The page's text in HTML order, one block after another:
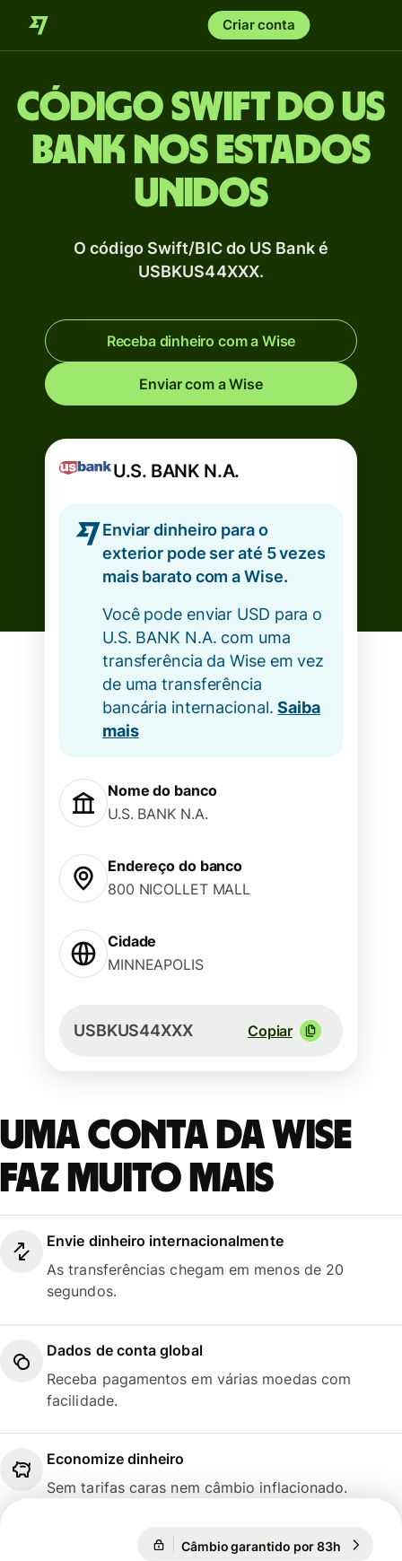
Criar conta
Código Swift do US
Bank nos Estados
Unidos
O código Swift/BIC do US Bank é
USBKUS44XXX.
Receba dinheiro com a Wise
Enviar com a Wise
U.S. BANK N.A.
Enviar dinheiro para o
exterior pode ser até 5 vezes
mais barato com a Wise.
Você pode enviar USD para o
U.S. BANK N.A. com uma
transferência da Wise em vez
de uma transferência
bancária internacional.Saiba
mais
Nome do banco
U.S. BANK N.A.
Endereço do banco
800 NICOLLET MALL
Cidade
MINNEAPOLIS
USBKUS44XXX Copiar
Uma conta da Wise
faz muito mais
Envie dinheiro internacionalmente
As transferências chegam em menos de 20
segundos.
Dados de conta global
Receba pagamentos em várias moedas com
facilidade.
Economize dinheiro
Sem tarifas caras nem câmbio inflacionado.
Câmbio garantido por 83h